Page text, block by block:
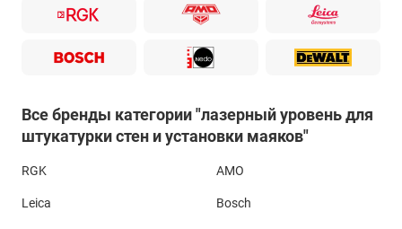
Основным требованием к лазерному уровню для
возможность его размещения вплотную к стене и
Все бренды категории "лазерный уровень для
штукатурки стен и установки маяков"
RGK AMO
Leica Bosch